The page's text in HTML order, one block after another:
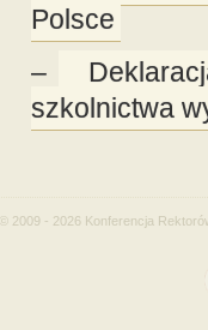
Polsce
–
szkolnictwa
© 2009 - 2026 Konferencja